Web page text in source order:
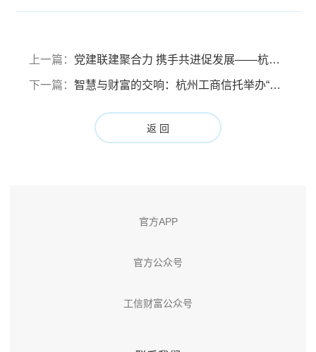
上一篇： 党建联建聚合力 携手共进促发展——杭州工商信托党委与温州银行杭州分行党委开展党建联建活动
下一篇： 智慧与财富的交响：杭州工商信托举办“财富思享会”
返 回
官方APP
官方公众号
工信财富公众号